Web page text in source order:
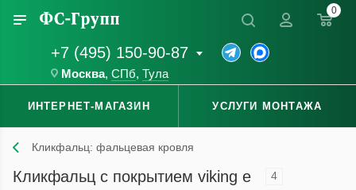
+7 (495) 150-90-87
Москва, СПб, Тула
0
ИНТЕРНЕТ-МАГАЗИН УСЛУГИ МОНТАЖА
Кликфальц: фальцевая кровля
Кликфальц с покрытием viking e 4